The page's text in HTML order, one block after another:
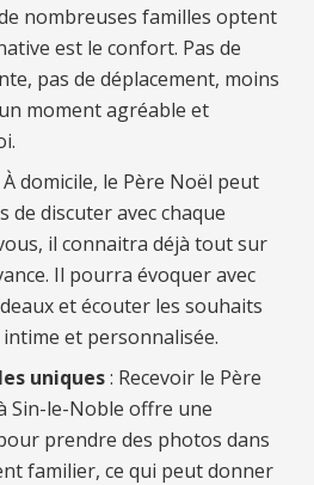
nombreuses familles optent
est le confort. Pas de
pas de déplacement, moins
moment agréable et
À domicile, le Père Noël peut
de discuter avec chaque
il connaitra déjà tout sur
Il pourra évoquer avec
et écouter les souhaits
et personnalisée.
uniques: Recevoir le Père
Sin-le-Noble offre une
prendre des photos dans
familier, ce qui peut donner